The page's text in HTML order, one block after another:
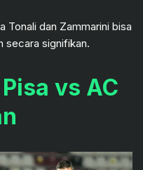
Tonali dan Zammarini bisa
secara signifikan.
vs AC